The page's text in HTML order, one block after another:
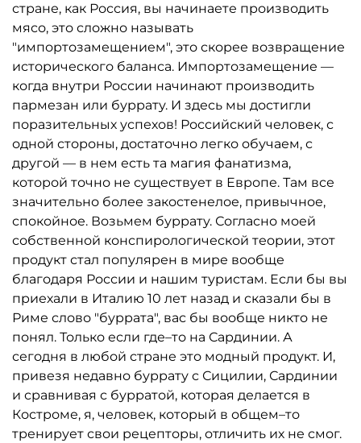
стране, как Россия, вы начинаете производить
мясо, это сложно называть
"импортозамещением", это скорее возвращение
исторического баланса. Импортозамещение —
когда внутри России начинают производить
пармезан или буррату. И здесь мы достигли
поразительных успехов! Российский человек, с
одной стороны, достаточно легко обучаем, с
другой — в нем есть та магия фанатизма,
которой точно не существует в Европе. Там все
значительно более закостенелое, привычное,
спокойное. Возьмем буррату. Согласно моей
собственной конспирологической теории, этот
продукт стал популярен в мире вообще
благодаря России и нашим туристам. Если бы вы
приехали в Италию 10 лет назад и сказали бы в
Риме слово "буррата", вас бы вообще никто не
понял. Только если где–то на Сардинии. А
сегодня в любой стране это модный продукт. И,
привезя недавно буррату с Сицилии, Сардинии
и сравнивая с бурратой, которая делается в
Костроме, я, человек, который в общем–то
тренирует свои рецепторы, отличить их не смог.